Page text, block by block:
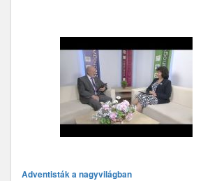
Adventisták a nagyvilágban